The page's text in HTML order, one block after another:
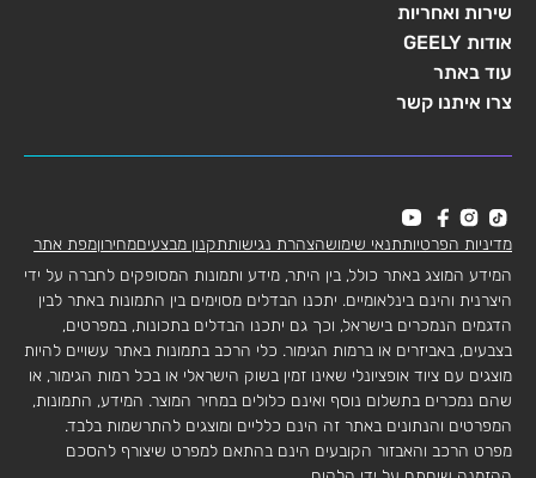
שירות ואחריות
אודות GEELY
עוד באתר
צרו איתנו קשר
מדיניות הפרטיותתנאי שימושהצהרת נגישותתקנון מבצעיםמחירוןמפת אתר
המידע המוצג באתר כולל, בין היתר, מידע ותמונות המסופקים לחברה על ידי
היצרנית והינם בינלאומיים. יתכנו הבדלים מסוימים בין התמונות באתר לבין
הדגמים הנמכרים בישראל, וכך גם יתכנו הבדלים בתכונות, במפרטים,
בצבעים, באביזרים או ברמות הגימור. כלי הרכב בתמונות באתר עשויים להיות
מוצגים עם ציוד אופציונלי שאינו זמין בשוק הישראלי או בכל רמות הגימור, או
שהם נמכרים בתשלום נוסף ואינם כלולים במחיר המוצר. המידע, התמונות,
המפרטים והנתונים באתר זה הינם כלליים ומוצגים להתרשמות בלבד.
מפרט הרכב והאבזור הקובעים הינם בהתאם למפרט שיצורף להסכם